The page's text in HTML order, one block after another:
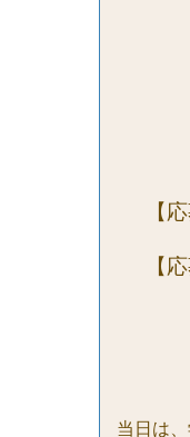
【
【
★詳
当日は